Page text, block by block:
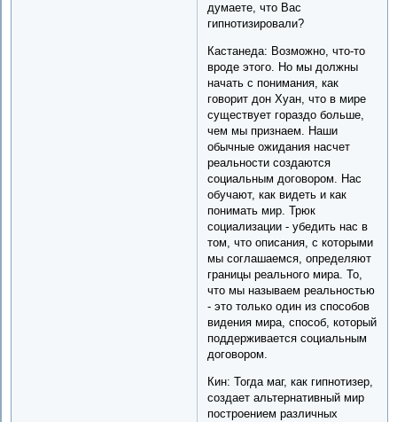
думаете, что Вас
гипнотизировали?
Кастанеда: Возможно, что-то
вроде этого. Но мы должны
начать с понимания, как
говорит дон Хуан, что в мире
существует гораздо больше,
чем мы признаем. Наши
обычные ожидания насчет
реальности создаются
социальным договором. Нас
обучают, как видеть и как
понимать мир. Трюк
социализации - убедить нас в
том, что описания, с которыми
мы соглашаемся, определяют
границы реального мира. То,
что мы называем реальностью
- это только один из способов
видения мира, способ, который
поддерживается социальным
договором.
Кин: Тогда маг, как гипнотизер,
создает альтернативный мир
построением различных